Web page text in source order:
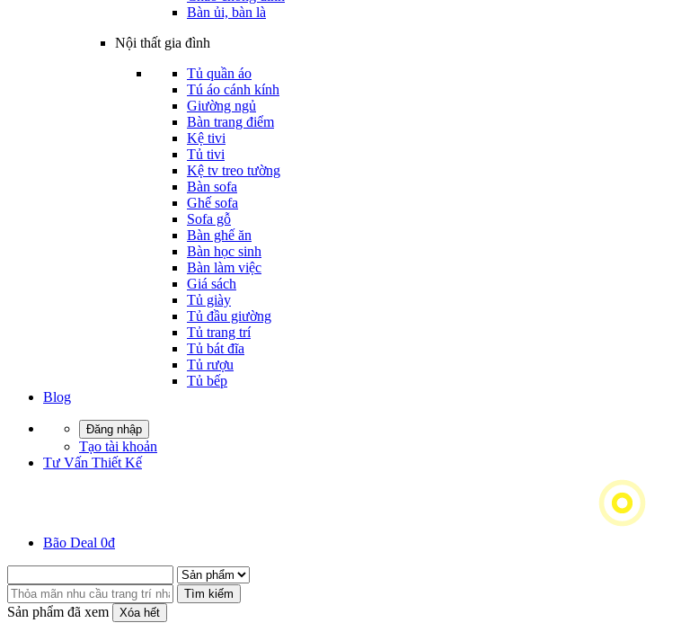
Bàn ủi, bàn là
Nội thất gia đình
Tủ quần áo
Tú áo cánh kính
Giường ngủ
Bàn trang điểm
Kệ tivi
Tủ tivi
Kệ tv treo tường
Bàn sofa
Ghế sofa
Sofa gỗ
Bàn ghế ăn
Bàn học sinh
Bàn làm việc
Giá sách
Tủ giày
Tủ đầu giường
Tủ trang trí
Tủ bát đĩa
Tủ rượu
Tủ bếp
Blog
Đăng nhập
Tạo tài khoản
Tư Vấn Thiết Kế
Bão Deal 0đ
Tìm kiếm
Sản phẩm đã xem Xóa hết